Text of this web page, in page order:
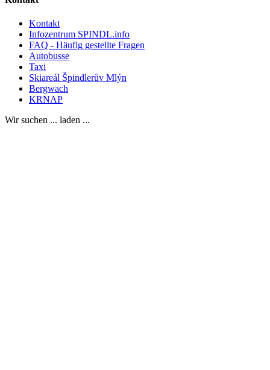
Kontakt
Infozentrum SPINDL.info
FAQ - Häufig gestellte Fragen
Autobusse
Taxi
Skiareál Špindlerův Mlýn
Bergwach
KRNAP
Wir suchen ... laden ...